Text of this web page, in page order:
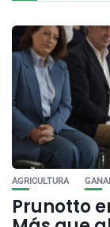
AGRICULTURA
Prunotto